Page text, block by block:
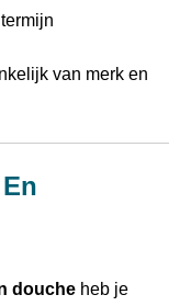
van merk en
douche heb je